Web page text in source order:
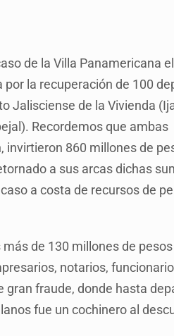
de la Villa Panamericana
por la recuperación de 100
Jalisciense de la Vivienda
Recordemos que ambas
860 millones de
a sus arcas dichas
a costa de recursos de
de 130 millones de
notarios,
gran fraude, donde hasta
fue un cochinero al